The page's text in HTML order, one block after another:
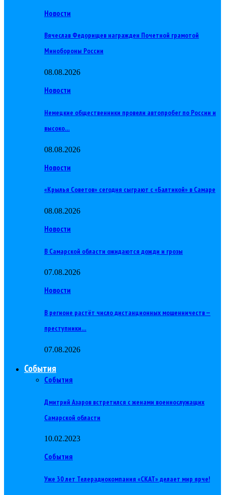
Новости
Вячеслав Федорищев награжден Почетной грамотой
Минобороны России
08.08.2026
Новости
Немецкие общественники провели автопробег по России и
высоко…
08.08.2026
Новости
«Крылья Советов» сегодня сыграют с «Балтикой» в Самаре
08.08.2026
Новости
В Самарской области ожидаются дожди и грозы
07.08.2026
Новости
В регионе растёт число дистанционных мошенничеств —
преступники…
07.08.2026
События
События
Дмитрий Азаров встретился с женами военнослужащих
Самарской области
10.02.2023
События
Уже 30 лет Телерадиокомпания «СКАТ» делает мир ярче!